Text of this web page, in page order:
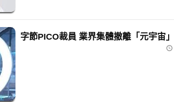
字節PICO裁員 業界集體撤離「元宇宙」